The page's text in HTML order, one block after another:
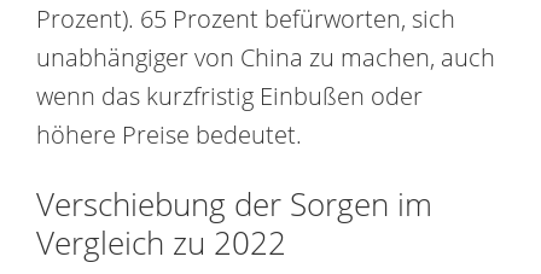
Prozent). 65 Prozent befürworten, sich
unabhängiger von China zu machen, auch
wenn das kurzfristig Einbußen oder
höhere Preise bedeutet.
Verschiebung der Sorgen im
Vergleich zu 2022